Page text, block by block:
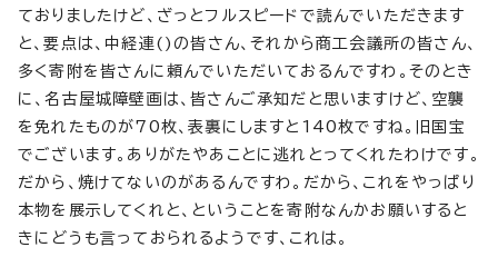
ておりましたけど、ざっとフルスピードで読んでいただきます
と、要点は、中経連()の皆さん、それから商工会議所の皆さん、
多く寄附を皆さんに頼んでいただいておるんですわ。そのとき
に、名古屋城障壁画は、皆さんご承知だと思いますけど、空襲
を免れたものが70枚、表裏にしますと140枚ですね。旧国宝
でございます。ありがたやあことに逃れとってくれたわけです。
だから、焼けてないのがあるんですわ。だから、これをやっぱり
本物を展示してくれと、ということを寄附なんかお願いすると
きにどうも言っておられるようです、これは。